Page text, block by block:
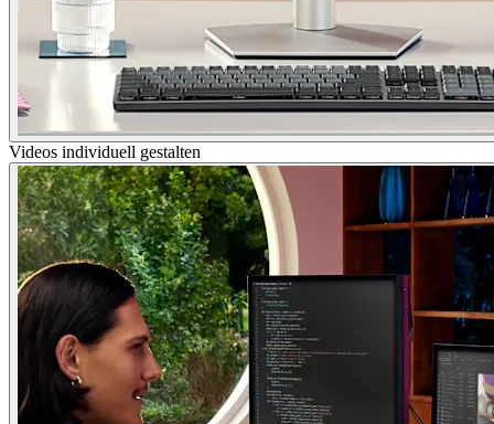
Videos individuell gestalten